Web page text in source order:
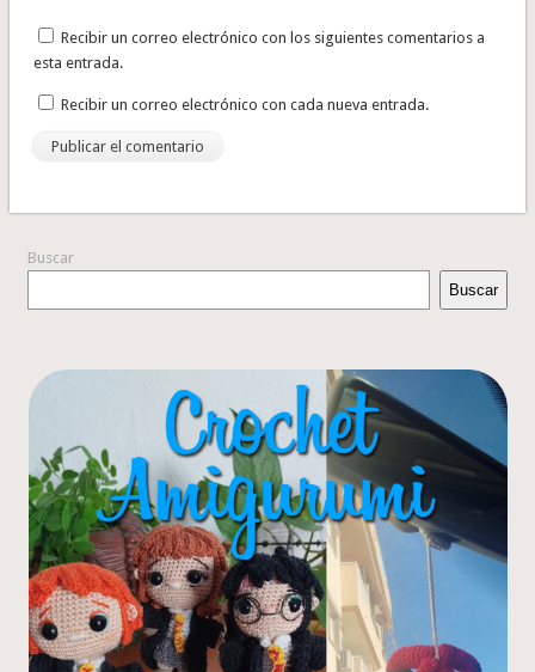
Recibir un correo electrónico con los siguientes comentarios a
esta entrada.
Recibir un correo electrónico con cada nueva entrada.
Buscar
Buscar